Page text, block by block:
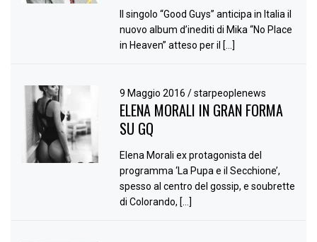
Il singolo “Good Guys” anticipa in Italia il
nuovo album d’inediti di Mika “No Place
in Heaven” atteso per il […]
9 Maggio 2016/ starpeoplenews
ELENA MORALI IN GRAN FORMA
SU GQ
Elena Morali ex protagonista del
programma ‘La Pupa e il Secchione’,
spesso al centro del gossip, e soubrette
di Colorando, […]